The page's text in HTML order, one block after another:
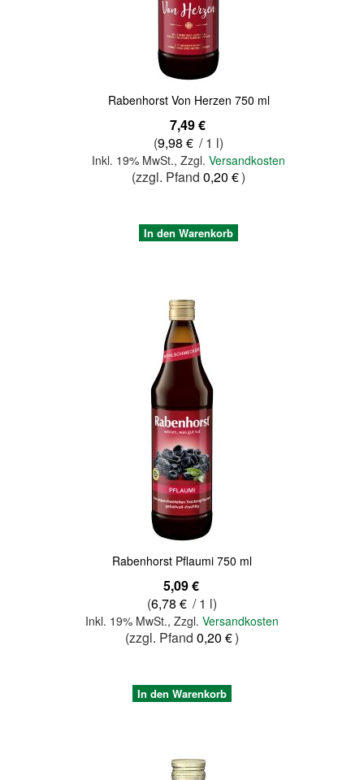
Rabenhorst Von Herzen 750 ml
7,49 €
(9,98 € / 1 l)
Inkl. 19% MwSt.,Zzgl.Versandkosten
(zzgl. Pfand0,20 €)
In den Warenkorb
Rabenhorst Pflaumi 750 ml
5,09 €
(6,78 € / 1 l)
Inkl. 19% MwSt., Zzgl. Versandkosten
(zzgl. Pfand 0,20 €)
In den Warenkorb